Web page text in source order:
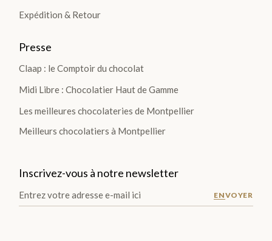
COLLECTION
PLA
NTA
TIO
Expédition & Retour
Presse
Claap : le Comptoir du chocolat
Midi Libre : Chocolatier Haut de Gamme
Les meilleures chocolateries de Montpellier
Meilleurs chocolatiers à Montpellier
Inscrivez-vous à notre newsletter
ENVOYER